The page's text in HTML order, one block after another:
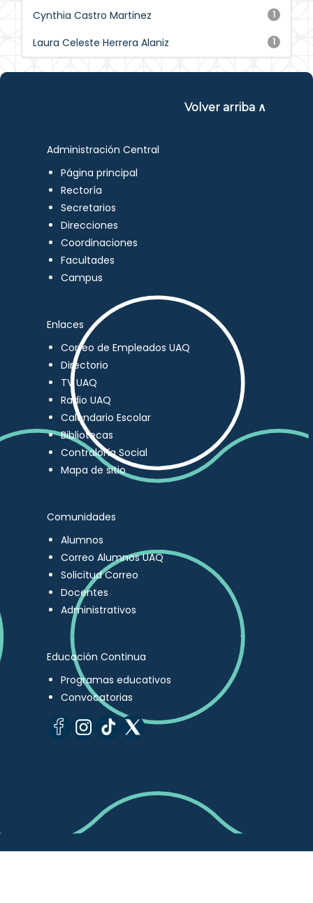
1
Cynthia Castro Martinez
1
Laura Celeste Herrera Alaniz
Volver arriba ∧
Administración Central
Página principal
Rectoría
Secretarios
Direcciones
Coordinaciones
Facultades
Campus
Enlaces
Correo de Empleados UAQ
Directorio
TV UAQ
Radio UAQ
Calendario Escolar
Bibliotecas
Contraloría Social
Mapa de sitio
Comunidades
Alumnos
Correo Alumnos UAQ
Solicitud Correo
Docentes
Administrativos
Educación Continua
Programas educativos
Convocatorias